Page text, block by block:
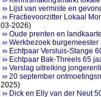
Lijst van vermiste en
Fractievoorzitter Lokaal
03-2026)
Oude prenten en
Werkbezoek
Echtpaar Versluis-Stange
Echtpaar Bak-Threels 65
Verslag uitreiking
20 september
2025)
Dick en Elly van der Neut